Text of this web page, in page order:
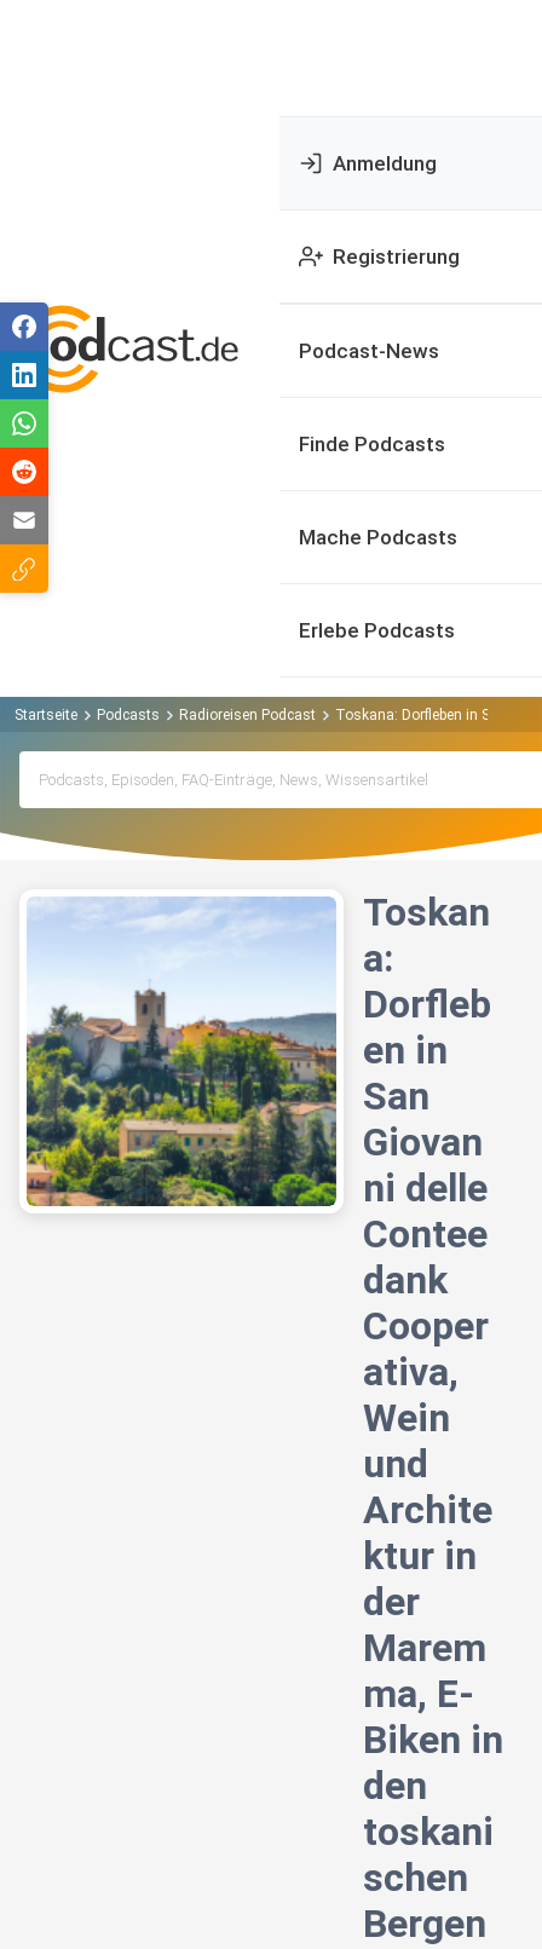
Anmeldung
Registrierung
Podcast-News
Finde Podcasts
Mache Podcasts
Erlebe Podcasts
Startseite Podcasts Radioreisen Podcast Toskana: Dorfleben in San
Toskan
a:
Dorfleb
en in
San
Giovan
ni delle
Contee
dank
Cooper
ativa,
Wein
und
Archite
ktur in
der
Marem
ma, E-
Biken in
den
toskani
schen
Bergen